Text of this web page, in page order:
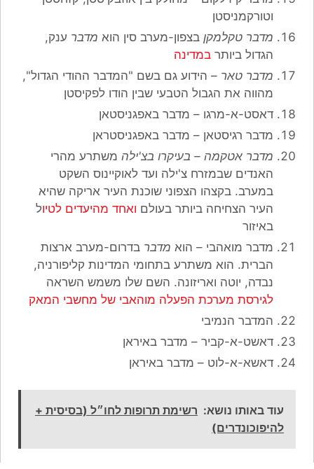
וטורקמניסטן
מדבר טקלמקן בצפון-מערב סין הוא מדבר ענק,
הגדול ביותרבמדינה
מדבר טאר – הידוע גם בשם "המדבר ההודי הגדול",
מהווה את הגבול הטבעי שבין הודו לפקיסטן
דאסט-א-מרגו – מדבר באפגניסטאן
מדבר רגיסטאן – מדבר באפגניסטראן
מדבר אטקמה – בעיקרו בצ'ילה משתרע מהרי
האנדים שבמזרח צ'ילה ועד לאוקיינוס השקט
במערב. בקצהו הצפוני שוכנת העיר אריקה שהיא
העיר הצחיחה ביותר בעולם ואחד מהיעדים לטיול
באיזור
מדבר מואהבי – הוא מדבר בדרום-מערב ארצות
הברית. הוא משתרע בתחומי המדינות קליפורניה,
נבדה, יוטה ואריזונה. השם שלו משמש השראה
לגירסת מערכת הפעלה מוהאבי של מחשבי המאק
המדבר הנמיבי
דאשט-א-קביר – מדבר באיראן
דאשא-א-לוט – מדבר באיראן
עוד באותו נושא: רשימת תרופות לחו״ל (בסיסית +
להיפוכונדרים)